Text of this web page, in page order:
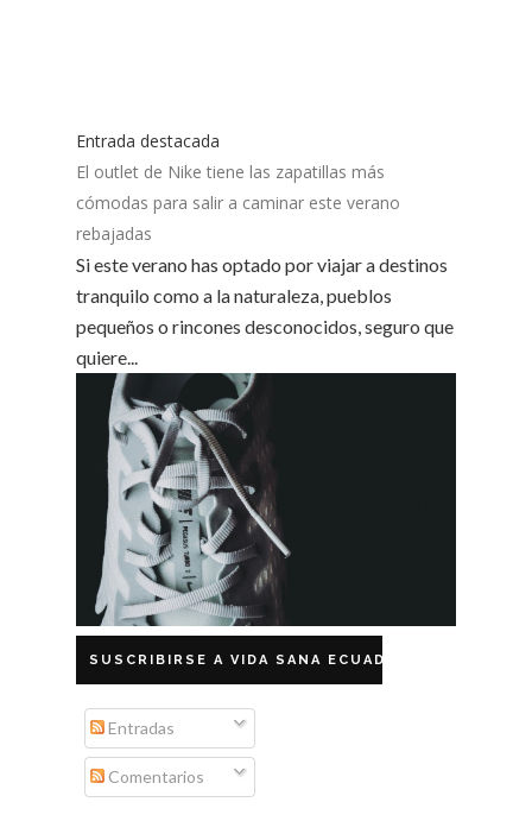
Entrada destacada
El outlet de Nike tiene las zapatillas más
cómodas para salir a caminar este verano
rebajadas
Si este verano has optado por viajar a destinos
tranquilo como a la naturaleza, pueblos
pequeños o rincones desconocidos, seguro que
quiere...
SUSCRIBIRSE A VIDA SANA ECUADOR
Entradas
Comentarios